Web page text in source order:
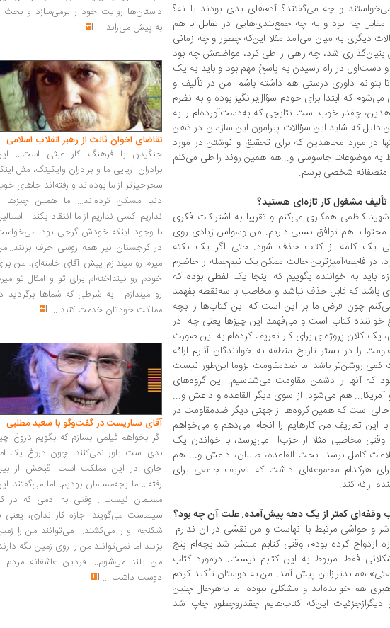
و چه می‌گفتند؟ آدم‌های بدی بودند یا نه؟
چه بود و به چه جمع‌بندی‌هایی در تقابل با هم
دیگری به میان می‌آمد مثلا این‌که چطور و چه زمانی
بنیان‌گذاری شد، چه راهی را طی کرد، مواضعش چه بود
و دست‌اول در راه رسیدن به پاسخ مهم بود و باید به یک
داوری درستی هم داشته باشم. من در تألیف و
که ابتدا برای خودم سؤال‌برانگیز بوده و به نظرم
چقدر خوب است نتایجی که به‌دست‌آورده‌ام را به
دلیل که شاید این سؤالات پیرامون این سازمان در ذهن
در مورد مجاهدین که برای تحقیق و نوشتن در مورد
به موضوعات جاسوسی و...هم همین روند را طی می‌کنم
شخصی برسم.
تألیف مشغول کار تازه‌ای هستید؟
کاظمی همکاری می‌کنم و تقریبا به اشتراکات فکری
محتوا با هم توافق نسبی داریم. من وسواس زیادی روی
یک کلمه از کتاب حذف شود. حتی اگر یک نکته
در فاجعه‌آمیزترین حالت ممکن یک نیم‌جمله را حاضرم
باید به خواننده بگوییم که اینجا یک لفظی بوده که
باشد که قابل حذف نباشد و مخاطب با سه‌نقطه بفهمد
چون فرض ما بر این است که این کتاب‌ها را بچه
خواننده کتاب است و می‌فهمد این چیزها یعنی چه. در
یک کلان پروژه‌ای برای کار تعریف کرده‌ام به این صورت
را در بستر تاریخ منطقه به خوانندگان آثارم ارائه
کمی روشن‌تر باشد اما ضد‌مقاومت لزوما این‌طور نیست
که آنها را دشمن مقاومت می‌شناسیم. این گروه‌های
هم می‌شود. از سوی دیگر القاعده و داعش و...
حالی است که همین گروه‌ها از جهتی دیگر ضدمقاومت در
این تعاریف من کارهایم را انجام می‌دهم و می‌خواهم
وقتی مخاطبی مثلا از حزب‌ا...می‌پرسد، با خواندن یک
کامل برسد. بحث القاعده، طالبان، داعش و... هم
هرکدام مجموعه‌ای داشت که تعریف جامعی برای
ارائه کند.
وقفه‌ای کمتر از یک دهه پیش‌آمده. علت آن چه بود؟
و حواشی مرتبط با آنهاست و من نقشی در آن ندارم.
ازدواج‌ کرده بودم، وقتی کتابم منتشر شد بچه‌ام پنج
فقط مربوط به این کتابم نیست. درمورد کتاب
هم بدترازاین پیش آمد. من به دوستان تأکید کردم
هم خوانده‌اند و مشکلی نبوده اما به‌هرحال چنین
این‌که کتاب‌هایم چقدروچطور چاپ شد
داستان‌ها روایت خود را برمی‌سازد و بحث
به پیش می‌راند ...
تقاضای اخوان ثالث از رهبر انقلاب اسلامی
جنگیدن با فرهنگ کار عبثی است...
برادران آریایی ما و برادران وایکینگ، مثل
سحرخیزتر از ما بوده‌اند و رفته‌اند جاهای
دنیا مسکن کرده‌اند... ما همین چیزها
نداریم. کسی نداریم از ما انتقاد بکند...
با وجود اینکه خودش گرجی بود،
در گرجستان نیز همه روسی حرف
میرم رو میندازم پیش آقای خامنه‌ای، من
خودم رو نینداخته‌ام برای تو و امثال تو
رو میندازم... به شرطی که شماها برگردید
مملکت خودتان خدمت کنید ...
آقای سناریست در گفت‌وگو با سعید مطلبی
اگر بخواهم فیلمی بسازم که بگویم دروغ
بدی است باور نمی‌کنند، چون دروغ یک
جاری در این مملکت است. قبحش از
رفته... ما بچه‌مسلمان بودیم. اما می‌گفتند
مسلمان نیست... وقتی به آدمی که در
سینماست می‌گویند اجازه کار نداری، یعنی
شکنجه او را می‌کشند... می‌توانند من را
بزنند اما نمی‌توانند من را روی زمین نگه
من بلند می‌شوم... فردین عاشقانه مردم
دوست داشت ...